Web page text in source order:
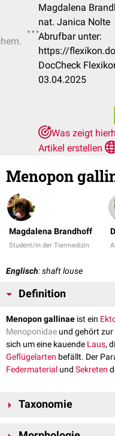
Magdalena
nat. Janica Nolte
Abrufbar unter:
https://
DocCheck
03.04.2025
Was zeigt
Artikel erstellen
Menopon
Magdalena Brandhoff
Student/in der Tiermedizin
Englisch: shaft louse
Definition
Menopon gallinae ist ein
Menoponidae und gehört zur
sich um eine kauende Laus,
Geflügelarten befällt. Der
Federmaterial und Sekreten
Taxonomie